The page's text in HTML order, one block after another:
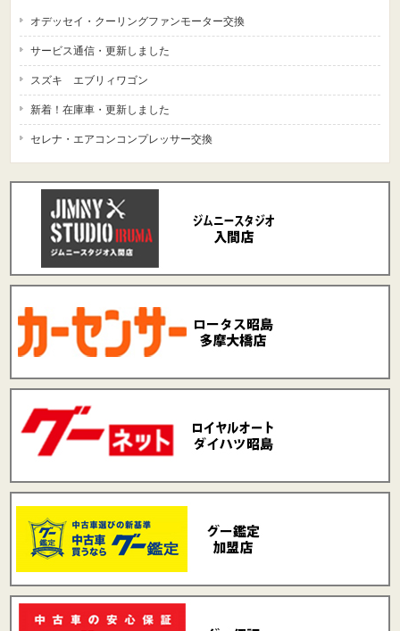
オデッセイ・クーリングファンモーター交換
サービス通信・更新しました
スズキ エブリィワゴン
新着！在庫車・更新しました
セレナ・エアコンコンプレッサー交換